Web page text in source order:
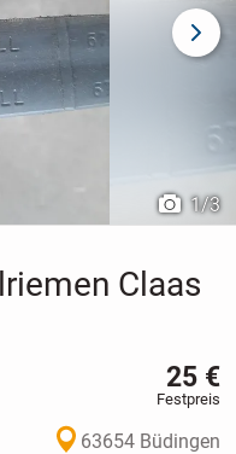
1/3
Claas
25 €
Festpreis
63654 Büdingen